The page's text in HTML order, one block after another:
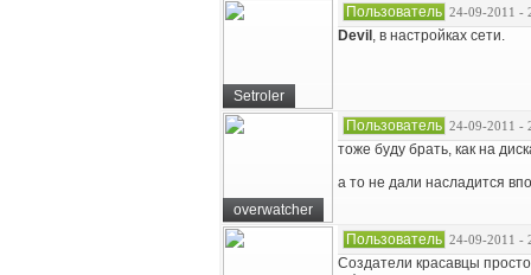
Setroler
Пользователь 24-09-2011 -
Devil , в настройках сети.
overwatcher
Пользователь 24-09-2011 -
тоже буду брать, как на
а то не дали насладится
Пользователь 24-09-2011 -
Создатели красавцы